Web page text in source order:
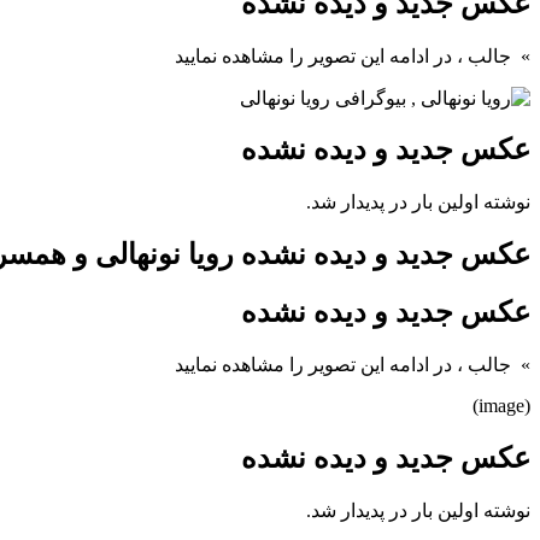
» جالب ، در ادامه این تصویر را مشاهده نمایید
عکس جدید و دیده نشده
نوشته اولین بار در پدیدار شد.
عکس جدید و دیده نشده رویا نونهالی و
عکس جدید و دیده نشده
» جالب ، در ادامه این تصویر را مشاهده نمایید
(image)
عکس جدید و دیده نشده
نوشته اولین بار در پدیدار شد.